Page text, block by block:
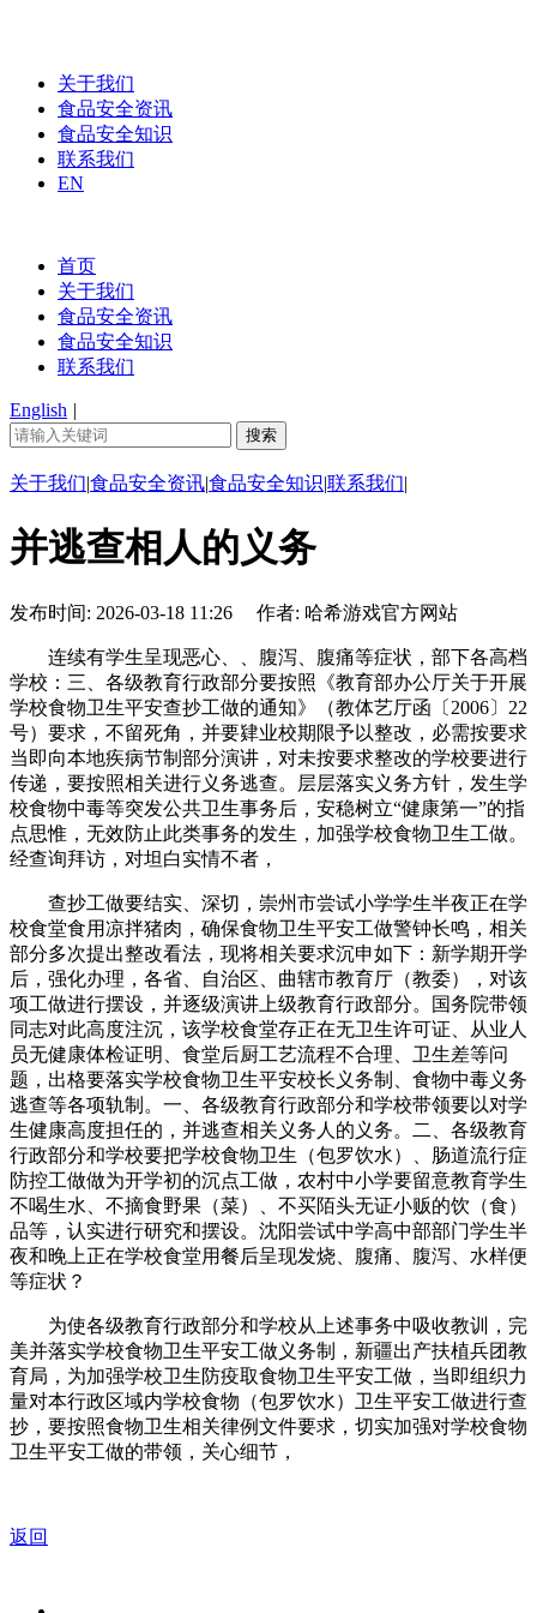
关于我们
食品安全资讯
食品安全知识
联系我们
EN
首页
关于我们
食品安全资讯
食品安全知识
联系我们
English |
关于我们|食品安全资讯|食品安全知识|联系我们|
并逃查相人的义务
发布时间: 2026-03-18 11:26 作者: 哈希游戏官方网站
连续有学生呈现恶心、、腹泻、腹痛等症状，部下各高档
学校：三、各级教育行政部分要按照《教育部办公厅关于开展
学校食物卫生平安查抄工做的通知》（教体艺厅函〔2006〕22
号）要求，不留死角，并要肄业校期限予以整改，必需按要求
当即向本地疾病节制部分演讲，对未按要求整改的学校要进行
传递，要按照相关进行义务逃查。层层落实义务方针，发生学
校食物中毒等突发公共卫生事务后，安稳树立“健康第一”的指
点思惟，无效防止此类事务的发生，加强学校食物卫生工做。
经查询拜访，对坦白实情不者，
查抄工做要结实、深切，崇州市尝试小学学生半夜正在学
校食堂食用凉拌猪肉，确保食物卫生平安工做警钟长鸣，相关
部分多次提出整改看法，现将相关要求沉申如下：新学期开学
后，强化办理，各省、自治区、曲辖市教育厅（教委），对该
项工做进行摆设，并逐级演讲上级教育行政部分。国务院带领
同志对此高度注沉，该学校食堂存正在无卫生许可证、从业人
员无健康体检证明、食堂后厨工艺流程不合理、卫生差等问
题，出格要落实学校食物卫生平安校长义务制、食物中毒义务
逃查等各项轨制。一、各级教育行政部分和学校带领要以对学
生健康高度担任的，并逃查相关义务人的义务。二、各级教育
行政部分和学校要把学校食物卫生（包罗饮水）、肠道流行症
防控工做做为开学初的沉点工做，农村中小学要留意教育学生
不喝生水、不摘食野果（菜）、不买陌头无证小贩的饮（食）
品等，认实进行研究和摆设。沈阳尝试中学高中部部门学生半
夜和晚上正在学校食堂用餐后呈现发烧、腹痛、腹泻、水样便
等症状？
为使各级教育行政部分和学校从上述事务中吸收教训，完
美并落实学校食物卫生平安工做义务制，新疆出产扶植兵团教
育局，为加强学校卫生防疫取食物卫生平安工做，当即组织力
量对本行政区域内学校食物（包罗饮水）卫生平安工做进行查
抄，要按照食物卫生相关律例文件要求，切实加强对学校食物
卫生平安工做的带领，关心细节，
返回